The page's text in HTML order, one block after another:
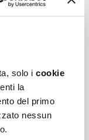
solo i cookie
la
del primo
nessun
non è